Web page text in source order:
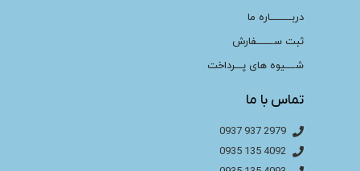
دربـــــــــاره ما
ثبت ســـــــفارش
شــــیوه های پـــرداخت
تماس با ما
2979 937 0937
4092 135 0935